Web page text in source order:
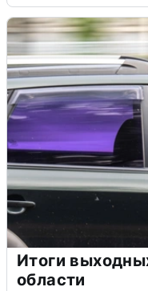
Итоги
области